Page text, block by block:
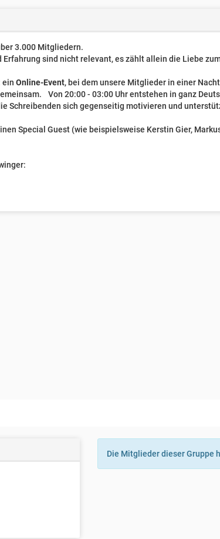
3.000 Mitgliedern.
Erfahrung sind nicht relevant, es zählt allein die Liebe
ein Online-Event, bei dem unsere Mitglieder in einer
Von 20:00 - 03:00 Uhr entstehen in ganz
Schreibenden sich gegenseitig motivieren und
Special Guest (wie beispielsweise Kerstin Gier,
Die Mitglieder dieser Gruppe